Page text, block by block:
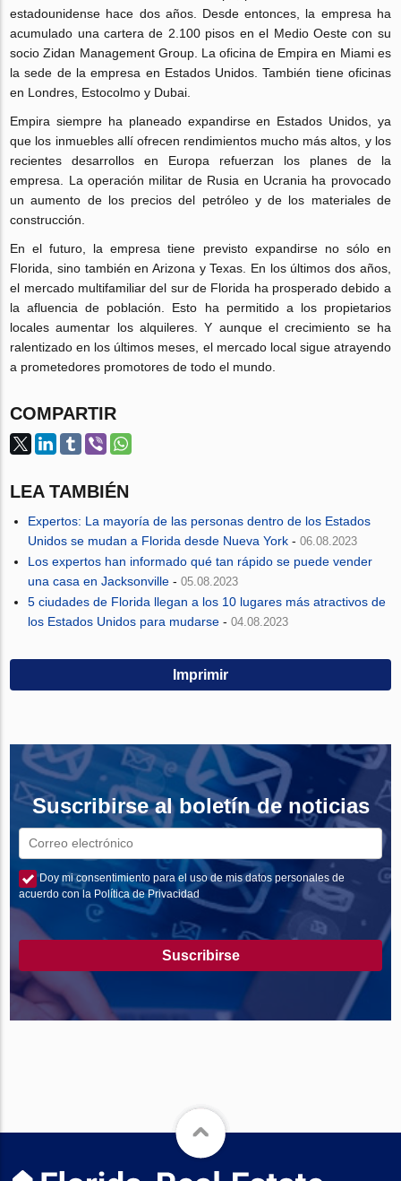
estadounidense hace dos años. Desde entonces, la empresa ha
acumulado una cartera de 2.100 pisos en el Medio Oeste con su
socio Zidan Management Group. La oficina de Empira en Miami es
la sede de la empresa en Estados Unidos. También tiene oficinas
en Londres, Estocolmo y Dubai.
Empira siempre ha planeado expandirse en Estados Unidos, ya
que los inmuebles allí ofrecen rendimientos mucho más altos, y los
recientes desarrollos en Europa refuerzan los planes de la
empresa. La operación militar de Rusia en Ucrania ha provocado
un aumento de los precios del petróleo y de los materiales de
construcción.
En el futuro, la empresa tiene previsto expandirse no sólo en
Florida, sino también en Arizona y Texas. En los últimos dos años,
el mercado multifamiliar del sur de Florida ha prosperado debido a
la afluencia de población. Esto ha permitido a los propietarios
locales aumentar los alquileres. Y aunque el crecimiento se ha
ralentizado en los últimos meses, el mercado local sigue atrayendo
a prometedores promotores de todo el mundo.
COMPARTIR
LEA TAMBIÉN
Expertos: La mayoría de las personas dentro de los Estados
Unidos se mudan a Florida desde Nueva York -06.08.2023
Los expertos han informado qué tan rápido se puede vender
una casa en Jacksonville -05.08.2023
5 ciudades de Florida llegan a los 10 lugares más atractivos de
los Estados Unidos para mudarse -04.08.2023
Imprimir
Suscribirse al boletín de noticias
Doy mi consentimiento para el uso de mis datos personales de
acuerdo con la Política de Privacidad
Suscribirse